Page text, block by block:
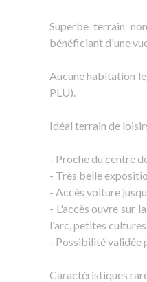
Superbe terrain
bénéficiant d'une
Aucune habitation
PLU).
Idéal terrain de
- Proche du centre
- Très belle
- Accès voiture
- L'accès ouvre sur
l'arc, petites
- Possibilité validée
Caractéristiques